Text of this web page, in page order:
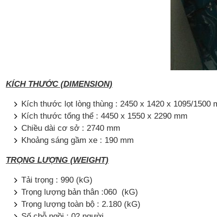
KÍCH THƯỚC (DIMENSION)
Kích thước lọt lòng thùng : 2450 x 1420 x 1095/1500
Kích thước tổng thể : 4450 x 1550 x 2290 mm
Chiều dài cơ sở : 2740 mm
Khoảng sáng gầm xe : 190 mm
TRỌNG LƯỢNG (WEIGHT)
Tải trọng : 990 (kG)
Trọng lượng bản thân :060 (kG)
Trọng lượng toàn bộ : 2.180 (kG)